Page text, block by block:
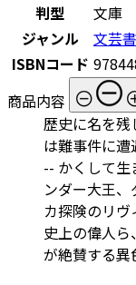
判型
文庫
ジャンル
文芸書
ISBNコード
商品内容
歴史に名を
は難事件に
-- かくして
ンダー大王
カ探険のリ
史上の偉人
が絶賛する異